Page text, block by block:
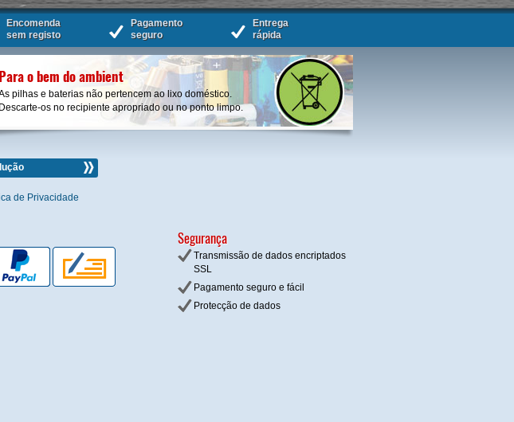
Encomenda
sem registo
Pagamento
seguro
Entrega
rápida
Para o bem do ambient
pilhas e baterias não pertencem ao lixo doméstico.
Descarte-os no recipiente apropriado ou no ponto limpo.
de Privacidade
Segurança
Transmissão de dados encriptados
SSL
Pagamento seguro e fácil
Protecção de dados